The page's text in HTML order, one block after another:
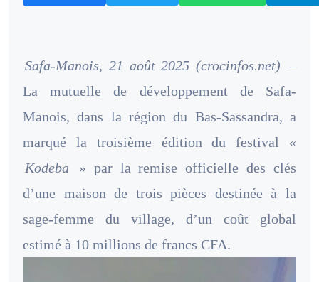
Safa-Manois, 21 août 2025 (crocinfos.net) –
La mutuelle de développement de Safa-
Manois, dans la région du Bas-Sassandra, a
marqué la troisième édition du festival «
Kodeba
» par la remise officielle des clés
d’une maison de trois pièces destinée à la
sage-femme du village, d’un coût global
estimé à 10 millions de francs CFA.